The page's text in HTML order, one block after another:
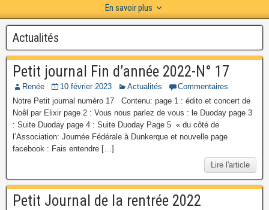
En savoir plus
Actualités
Petit journal Fin d’année 2022-N° 17
Renée 10 février 2023 Actualités
Commentaires
Notre Petit journal numéro 17 Contenu: page 1 : édito et concert de
Noêl par Elixir page 2 : Vous nous parlez de vous : le Duoday page 3
: Suite Duoday page 4 : Suite Duoday Page 5 « du côté de
l’Association: Journée Fédérale à Dunkerque et nouvelle page
facebook : Fais entendre […]
Lire l'article
Petit Journal de la rentrée 2022